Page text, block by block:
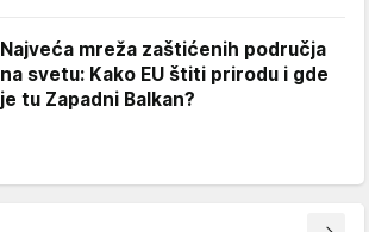
Najveća mreža zaštićenih područja
na svetu: Kako EU štiti prirodu i gde
je tu Zapadni Balkan?